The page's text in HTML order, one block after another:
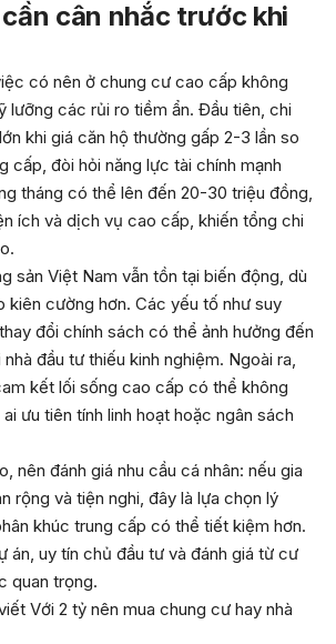
cân nhắc trước khi
có nên ở chung cư cao cấp không
lưỡng các rủi ro tiềm ẩn. Đầu tiên, chi
khi giá căn hộ thường gấp 2-3 lần so
cấp, đòi hỏi năng lực tài chính mạnh
tháng có thể lên đến 20-30 triệu đồng,
ích và dịch vụ cao cấp, khiến tổng chi
sản Việt Nam vẫn tồn tại biến động, dù
kiên cường hơn. Các yếu tố như suy
đổi chính sách có thể ảnh hưởng đến
đầu tư thiếu kinh nghiệm. Ngoài ra,
kết lối sống cao cấp có thể không
ưu tiên tính linh hoạt hoặc ngân sách
nên đánh giá nhu cầu cá nhân: nếu gia
rộng và tiện nghi, đây là lựa chọn lý
khúc trung cấp có thể tiết kiệm hơn.
án, uy tín chủ đầu tư và đánh giá từ cư
quan trọng.
Với 2 tỷ nên mua chung cư hay nhà